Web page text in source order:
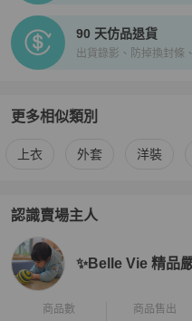
90 天仿品退貨
出貨錄影、防掉換封條
更多相似類別
更多 Gucci 女裝相似商品推薦
上衣 外套 洋裝
認識賣場主人
PopChill 拍拍圈嚴選賣家
✨Belle Vie 精品
商品數 商品售出